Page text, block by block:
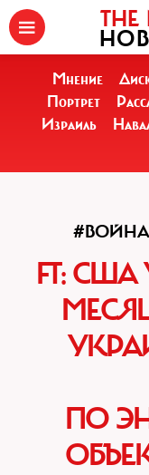
THE
Мнение
Портрет
Израиль
#ВОЙНА
FT:
ПО